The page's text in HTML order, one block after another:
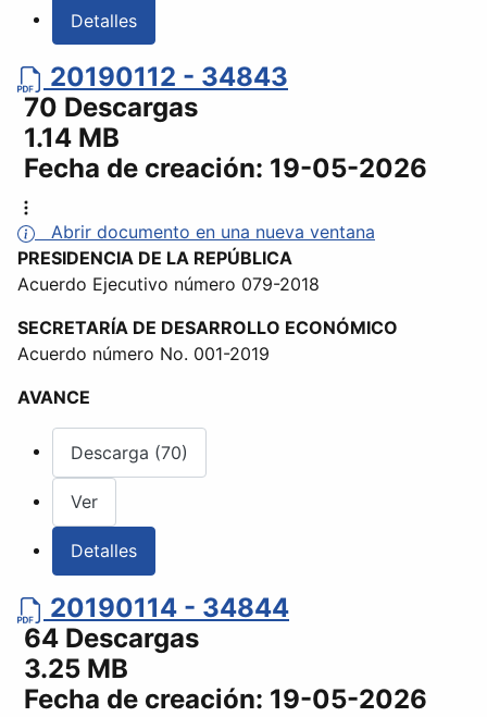
Detalles
20190112 - 34843
70 Descargas
1.14 MB
Fecha de creación: 19-05-2026
Abrir documento en una nueva ventana
PRESIDENCIA DE LA REPÚBLICA
Acuerdo Ejecutivo número 079-2018
SECRETARÍA DE DESARROLLO ECONÓMICO
Acuerdo número No. 001-2019
AVANCE
Descarga (70)
Ver
Detalles
20190114 - 34844
64 Descargas
3.25 MB
Fecha de creación: 19-05-2026